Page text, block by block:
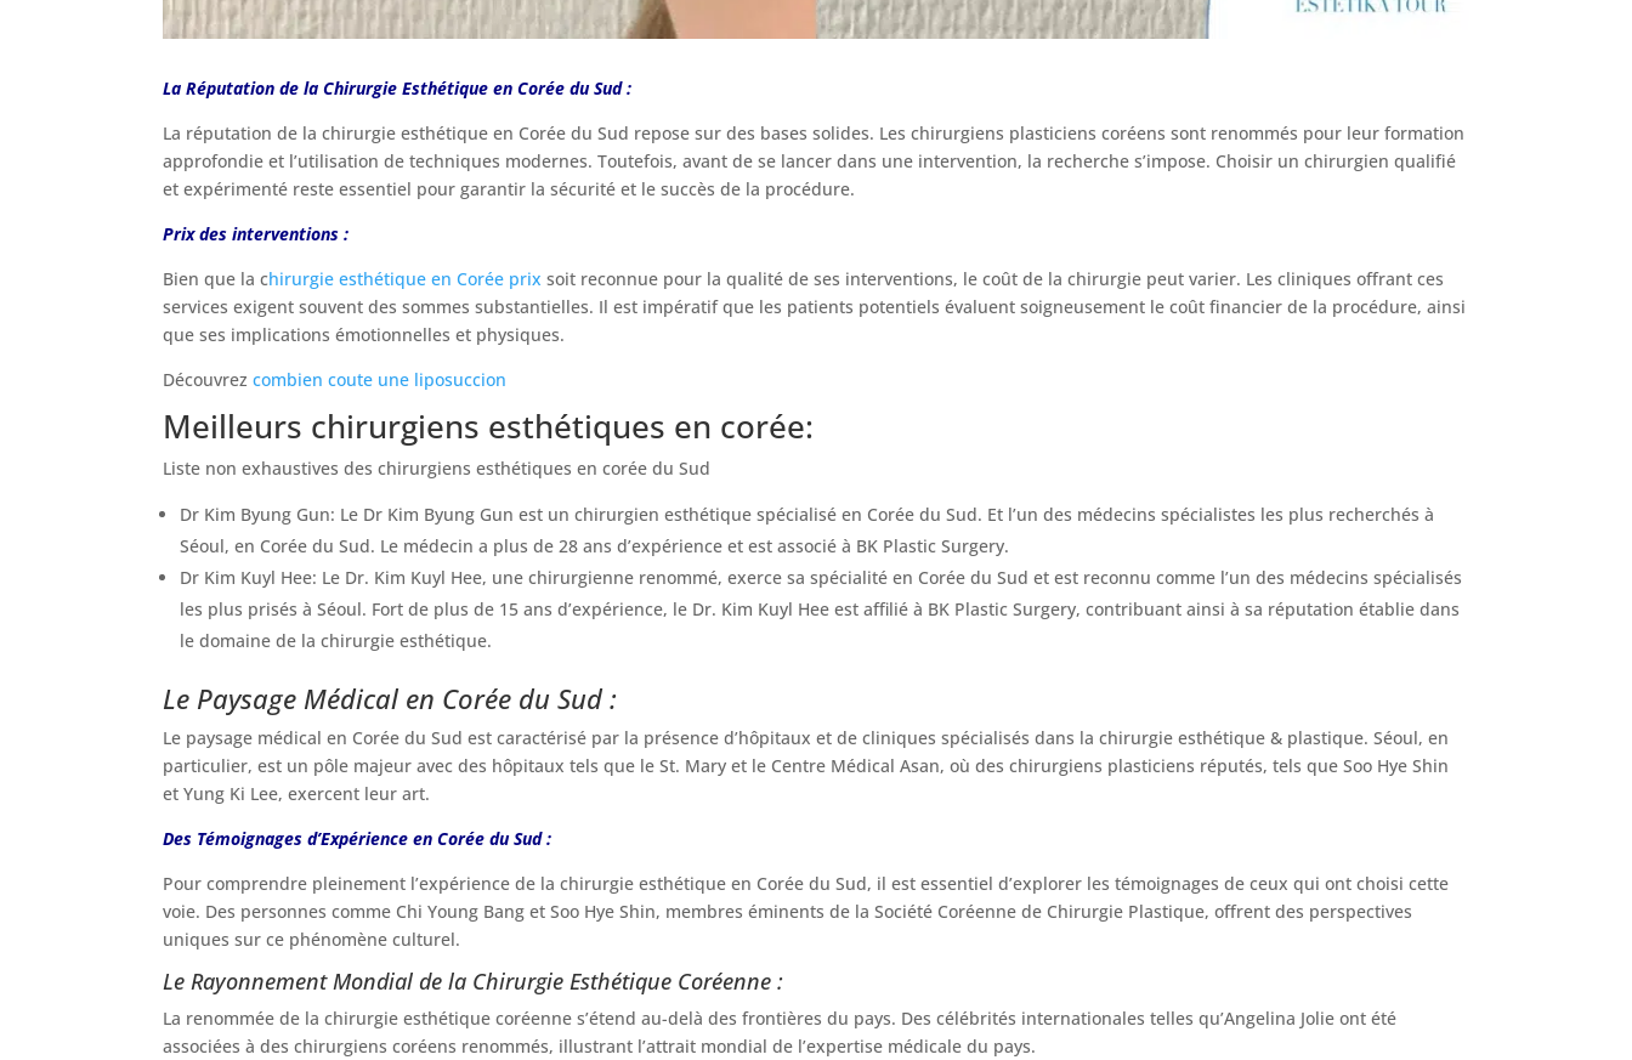
La Réputation de la Chirurgie Esthétique en Corée du Sud :
La réputation de la chirurgie esthétique en Corée du Sud repose sur des bases solides. Les chirurgiens plasticiens coréens sont renommés pour leur formation
approfondie et l’utilisation de techniques modernes. Toutefois, avant de se lancer dans une intervention, la recherche s’impose. Choisir un chirurgien qualifié
et expérimenté reste essentiel pour garantir la sécurité et le succès de la procédure.
Prix des interventions :
Bien que la chirurgie esthétique en Corée prix soit reconnue pour la qualité de ses interventions, le coût de la chirurgie peut varier. Les cliniques offrant ces
services exigent souvent des sommes substantielles. Il est impératif que les patients potentiels évaluent soigneusement le coût financier de la procédure, ainsi
que ses implications émotionnelles et physiques.
Découvrezcombien coute une liposuccion
Meilleurs chirurgiens esthétiques en corée:
Liste non exhaustives des chirurgiens esthétiques en corée du Sud
Dr Kim Byung Gun: Le Dr Kim Byung Gun est un chirurgien esthétique spécialisé en Corée du Sud. Et l’un des médecins spécialistes les plus recherchés à
Séoul, en Corée du Sud. Le médecin a plus de 28 ans d’expérience et est associé à BK Plastic Surgery.
Dr Kim Kuyl Hee: Le Dr. Kim Kuyl Hee, une chirurgienne renommé, exerce sa spécialité en Corée du Sud et est reconnu comme l’un des médecins spécialisés
les plus prisés à Séoul. Fort de plus de 15 ans d’expérience, le Dr. Kim Kuyl Hee est affilié à BK Plastic Surgery, contribuant ainsi à sa réputation établie dans
le domaine de la chirurgie esthétique.
Le Paysage Médical en Corée du Sud :
Le paysage médical en Corée du Sud est caractérisé par la présence d’hôpitaux et de cliniques spécialisés dans la chirurgie esthétique & plastique. Séoul, en
particulier, est un pôle majeur avec des hôpitaux tels que le St. Mary et le Centre Médical Asan, où des chirurgiens plasticiens réputés, tels que Soo Hye Shin
et Yung Ki Lee, exercent leur art.
Des Témoignages d’Expérience en Corée du Sud :
Pour comprendre pleinement l’expérience de la chirurgie esthétique en Corée du Sud, il est essentiel d’explorer les témoignages de ceux qui ont choisi cette
voie. Des personnes comme Chi Young Bang et Soo Hye Shin, membres éminents de la Société Coréenne de Chirurgie Plastique, offrent des perspectives
uniques sur ce phénomène culturel.
Le Rayonnement Mondial de la Chirurgie Esthétique Coréenne :
La renommée de la chirurgie esthétique coréenne s’étend au-delà des frontières du pays. Des célébrités internationales telles qu’Angelina Jolie ont été
associées à des chirurgiens coréens renommés, illustrant l’attrait mondial de l’expertise médicale du pays.